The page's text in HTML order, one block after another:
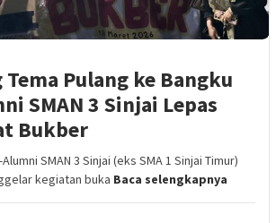
Tema Pulang ke Bangku
SMAN 3 Sinjai Lepas
Bukber
SMAN 3 Sinjai (eks SMA 1 Sinjai Timur)
kegiatan buka Baca selengkapnya